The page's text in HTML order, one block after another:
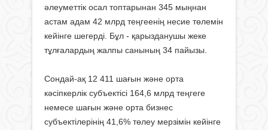
әлеуметтік осал топтарынан 345 мыңнан
астам адам 42 млрд теңгеенің несие төлемін
кейінге шегерді. Бұл - қарызданушы жеке
тұлғалардың жалпы санының 34 пайызы.
Сондай-ақ 12 411 шағын және орта
кәсіпкерлік субъектісі 164,6 млрд теңгеге
немесе шағын және орта бизнес
субъектілерінің 41,6% төлеу мерзімін кейінге